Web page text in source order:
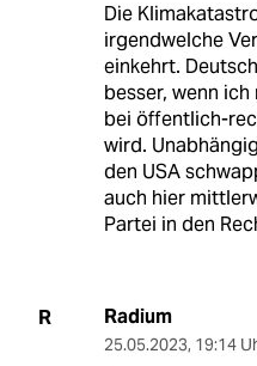
Die
irgendwelche
einkehrt.
besser, wenn
bei öffentlich-
wird.
den USA
auch hier
Partei in den
R Radium
25.05.2023, 19:14